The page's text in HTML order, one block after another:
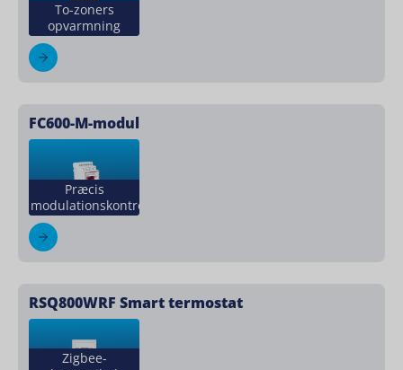
To-zoners
opvarmning
FC600-M-modul
Præcis
modulationskontrol.
RSQ800WRF Smart termostat
Zigbee-